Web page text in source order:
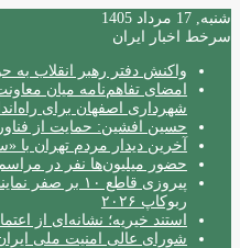
شنبه, 17 مرداد 1405
سرخط اخبار ایران
واکنش دفتر رهبر انقلاب به
امضای تفاهم‌نامه میان
شهرداری اصفهان برای
حسین افشین: حمایت از
آخرین دیدار مردم تهران با
حضور میلیون‌ها نفر در
پیروزی قاطع ۱۰
ربوکاپ ۲۰۲۶
استند خیریه؛ نشانه‌ای از
شورای عالی امنیت ملی